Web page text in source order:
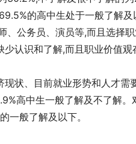
的高中生处于一般了解
、公务员、演员等,而且选择
认识和了解,而且职业价值观
状、目前就业形势和人才
高中生一般了解及不了解
一般了解及以下。